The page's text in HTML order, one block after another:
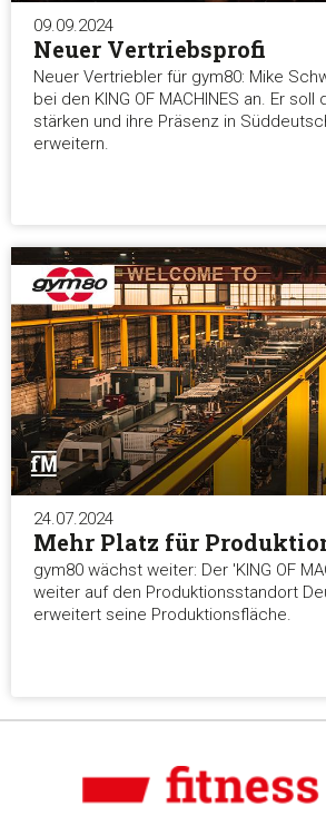
09.09.2024
Neuer Vertriebsprofi
Neuer Vertriebler für gym80: Mike
bei den KING OF MACHINES an. Er soll
stärken und ihre Präsenz in
erweitern.
24.07.2024
Mehr Platz für
gym80 wächst weiter: Der 'KING OF
weiter auf den Produktionsstandort
erweitert seine Produktionsfläche.